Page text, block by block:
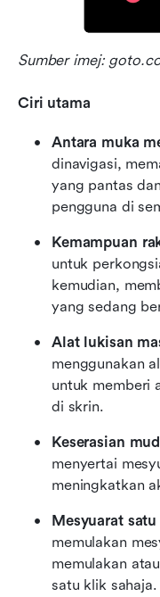
Sumber imej:
Ciri utama
Antara muka
dinavigasi,
yang pantas
pengguna di
Kemampuan
untuk
kemudian,
yang sedang
Alat lukisan
menggunakan
untuk memberi
di skrin.
Keserasian
menyertai
meningkatkan
Mesyuarat
memulakan
memulakan
satu klik sahaja.